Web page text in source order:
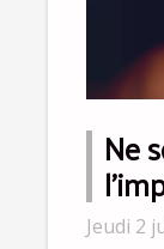
Ne
Jeudi 2